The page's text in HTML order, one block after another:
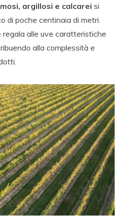
argillosi e calcarei si
di poche centinaia di metri.
alle uve caratteristiche
alla complessità e